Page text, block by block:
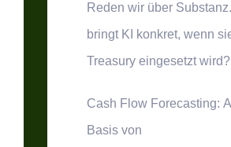
Reden wir über
bringt KI konkret, wenn
Treasury eingesetzt wird?
Cash Flow Forecasting:
Basis von